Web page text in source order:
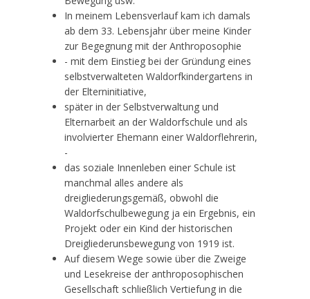
In meinem Lebensverlauf kam ich damals
ab dem 33. Lebensjahr über meine Kinder
zur Begegnung mit der Anthroposophie
- mit dem Einstieg bei der Gründung eines
selbstverwalteten Waldorfkindergartens in
der Elterninitiative,
später in der Selbstverwaltung und
Elternarbeit an der Waldorfschule und als
involvierter Ehemann einer Waldorflehrerin,
-
das soziale Innenleben einer Schule ist
manchmal alles andere als
dreigliederungsgemäß, obwohl die
Waldorfschulbewegung ja ein Ergebnis, ein
Projekt oder ein Kind der historischen
Dreigliederunsbewegung von 1919 ist.
Auf diesem Wege sowie über die Zweige
und Lesekreise der anthroposophischen
Gesellschaft schließlich Vertiefung in die